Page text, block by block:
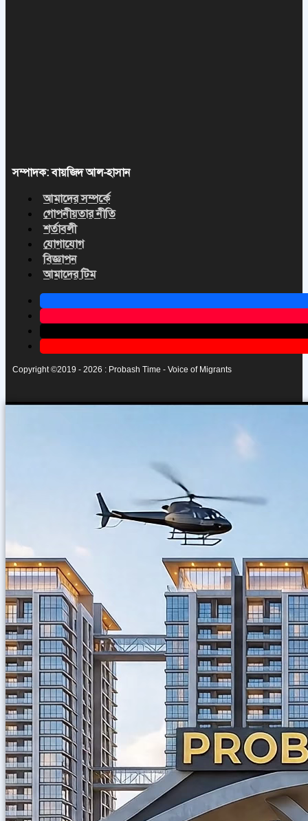
সম্পাদক: বায়জিদ আল-হাসান
আমাদের সম্পর্কে
গোপনীয়তার নীতি
শর্তাবলী
যোগাযোগ
বিজ্ঞাপন
আমাদের টিম
Copyright ©2019 - 2026 : Probash Time - Voice of Migrants